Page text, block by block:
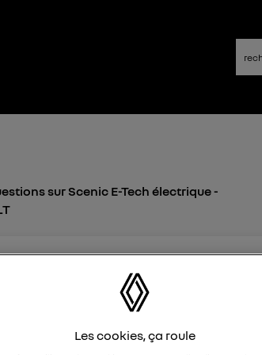
sur Scenic E-Tech électrique -
sur RENAULT SCENIC E-TECH option
ALPINE TELEMETRICS installée
Les cookies, ça roule